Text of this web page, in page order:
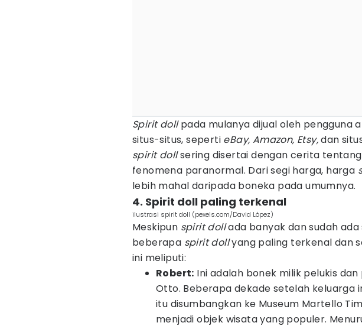
Spirit dollpada mulanya dijual oleh pengguna
situs-situs, seperti eBay, Amazon, Etsy,dan
spirit dollsering disertai dengan cerita
fenomena paranormal. Dari segi harga, harga
lebih mahal daripada boneka pada umumnya.
4. Spirit doll paling terkenal
ilustrasi spirit doll (pexels.com/David López)
Meskipun spirit dollada banyak dan sudah
beberapa spirit dollyang paling terkenal dan
ini meliputi:
Robert: Ini adalah bonek milik pelukis
Otto. Beberapa dekade setelah keluarga
itu disumbangkan ke Museum Martello
menjadi objek wisata yang populer.